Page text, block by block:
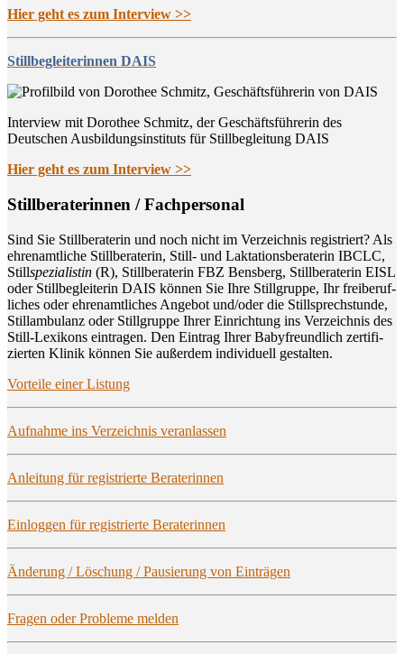
Hier geht es zum Interview >>
Stillbegleiterinnen DAIS
Interview mit Dorothee Schmitz, der Geschäftsführerin des
Deutschen Ausbildungsinstituts für Stillbegleitung DAIS
Hier geht es zum Interview >>
Still­be­ra­te­rin­nen / Fachpersonal
Sind Sie Still­be­ra­te­rin und noch nicht im Ver­zeich­nis regis­triert? Als
ehren­amt­li­che Still­be­ra­te­rin, Still- und Lak­ta­ti­ons­be­ra­te­rin IBCLC,
Stillspe­zia­lis­tin (R), Still­be­ra­te­rin FBZ Bens­berg, Still­be­ra­te­rin EISL
oder Still­be­glei­te­rin DAIS kön­nen Sie Ihre Still­grup­pe, Ihr frei­be­ruf­
li­ches oder ehren­amt­li­ches Ange­bot und/oder die Still­sprech­stun­de,
Still­am­bu­lanz oder Still­grup­pe Ihrer Ein­rich­tung ins Ver­zeich­nis des
Still-Lexi­kons ein­tra­gen. Den Ein­trag Ihrer Baby­freund­lich zer­ti­fi­
zier­ten Kli­nik kön­nen Sie außer­dem indi­vi­du­ell gestalten.
Vor­tei­le einer Listung
Auf­nah­me ins Ver­zeich­nis veranlassen
Anlei­tung für regis­trier­te Beraterinnen
Ein­log­gen für regis­trier­te Beraterinnen
Ände­rung / Löschung / Pau­sie­rung von Einträgen
Fra­gen oder Pro­ble­me melden